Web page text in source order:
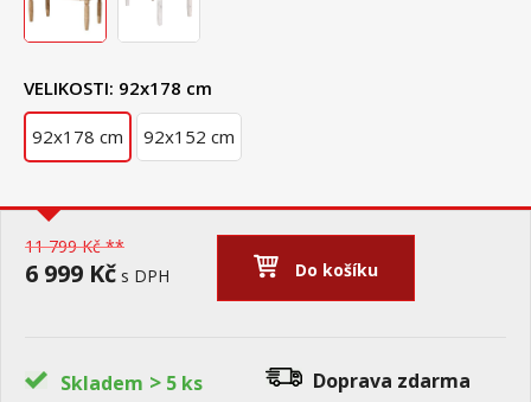
VELIKOSTI: 92x178 cm
92x178 cm 92x152 cm
11 799 Kč **
6 999 Kč s DPH Do košíku
Skladem > 5 ks Doprava zdarma